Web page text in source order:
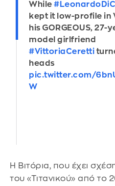
While
kept it low-profile in
his GORGEOUS, 27-
model girlfriend
#VittoriaCeretti
heads
pic.twitter.com/
W
Η Βιτόρια, που έχει
του «Τιτανικού» από το